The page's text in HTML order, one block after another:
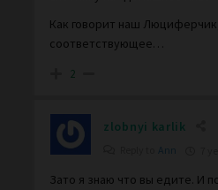
Как говорит наш
соответствующее…
2
zlobnyi karlik
Ann
Зато я знаю что вы едите. И